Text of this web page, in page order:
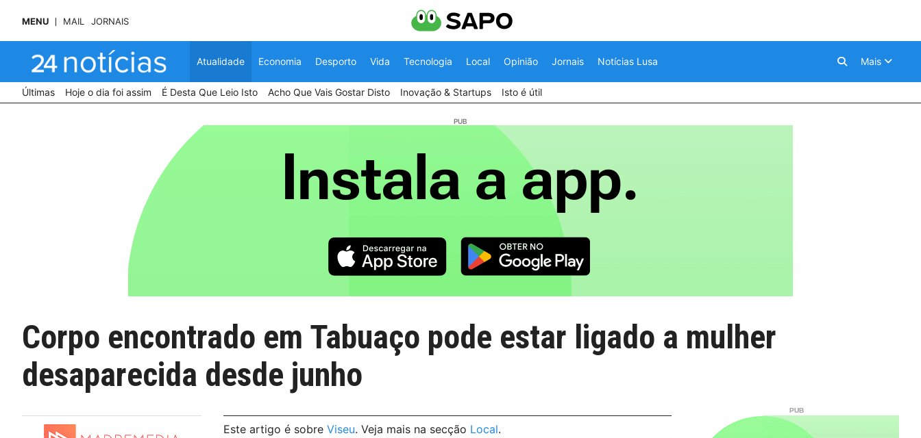
MENU MAIL JORNAIS
Atualidade Economia Desporto Vida Tecnologia Local Opinião Jornais Notícias Lusa Mais
Últimas Hoje o dia foi assim É Desta Que Leio Isto Acho Que Vais Gostar Disto Inovação & Startups Isto é útil
Corpo encontrado em Tabuaço pode estar ligado a mulher
desaparecida desde junho
Este artigo é sobre Viseu. Veja mais na secção Local.